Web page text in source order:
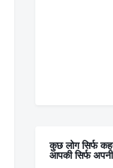
कुछ लोग सिर्फ
आपकी सिर्फ